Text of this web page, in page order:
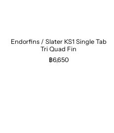
Endorfins / Slater KS1 Single Tab
Tri Quad Fin
฿6,650